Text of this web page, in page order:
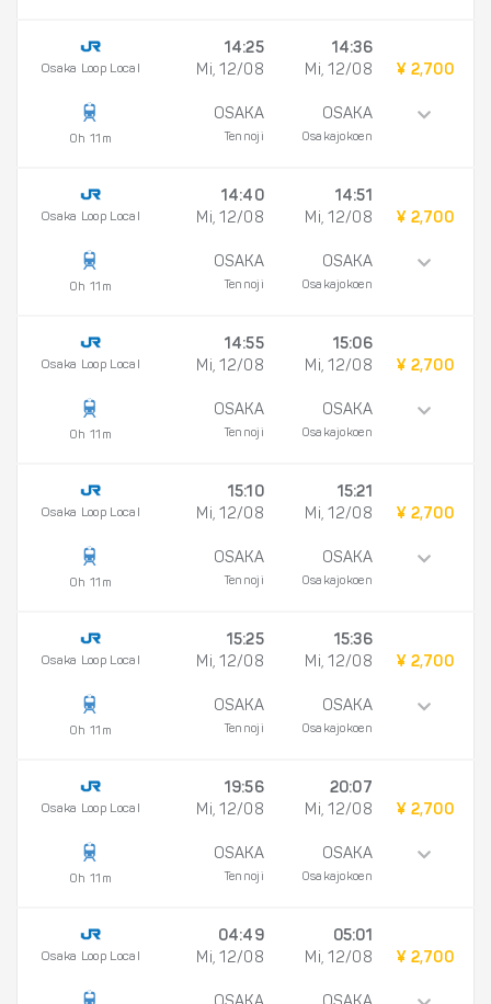
Osaka Loop Local
0h 11m
14:25
Mi, 12/08
OSAKA
Tennoji
14:36
Mi, 12/08
OSAKA
Osakajokoen
¥ 2,700
Osaka Loop Local
0h 11m
14:40
Mi, 12/08
OSAKA
Tennoji
14:51
Mi, 12/08
OSAKA
Osakajokoen
¥ 2,700
Osaka Loop Local
0h 11m
14:55
Mi, 12/08
OSAKA
Tennoji
15:06
Mi, 12/08
OSAKA
Osakajokoen
¥ 2,700
Osaka Loop Local
0h 11m
15:10
Mi, 12/08
OSAKA
Tennoji
15:21
Mi, 12/08
OSAKA
Osakajokoen
¥ 2,700
Osaka Loop Local
0h 11m
15:25
Mi, 12/08
OSAKA
Tennoji
15:36
Mi, 12/08
OSAKA
Osakajokoen
¥ 2,700
Osaka Loop Local
0h 11m
19:56
Mi, 12/08
OSAKA
Tennoji
20:07
Mi, 12/08
OSAKA
Osakajokoen
¥ 2,700
Osaka Loop Local
04:49
Mi, 12/08
05:01
Mi, 12/08
¥ 2,700